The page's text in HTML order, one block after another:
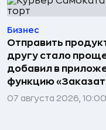
Бизнес
Отправить
другу стало
добавил в
функцию
07 августа 2026, 10:00